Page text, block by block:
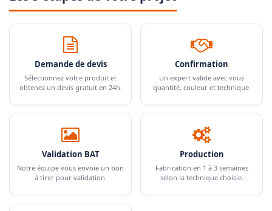
Demande de devis
Sélectionnez votre produit et
obtenez un devis gratuit en 24h.
Confirmation
Un expert valide avec vous
quantité, couleur et technique.
Validation BAT
Notre équipe vous envoie un bon
à tirer pour validation.
Production
Fabrication en 1 à 3 semaines
selon la technique choisie.